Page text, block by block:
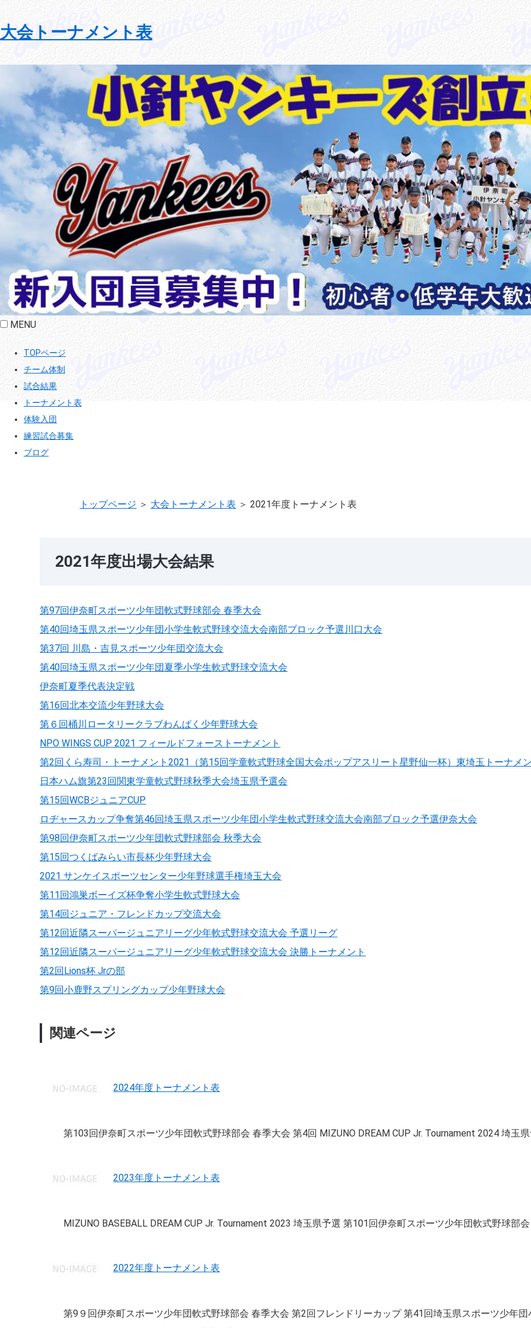
大会トーナメント表
MENU
TOPページ
チーム体制
試合結果
トーナメント表
体験入団
練習試合募集
ブログ
トップページ ＞ 大会トーナメント表 ＞2021年度トーナメント表
2021年度出場大会結果
第97回伊奈町スポーツ少年団軟式野球部会 春季大会
第40回埼玉県スポーツ少年団小学生軟式野球交流大会南部ブロック予選川口大会
第37回 川島・吉見スポーツ少年団交流大会
第40回埼玉県スポーツ少年団夏季小学生軟式野球交流大会
伊奈町夏季代表決定戦
第16回北本交流少年野球大会
第６回桶川ロータリークラブわんぱく少年野球大会
NPO WINGS CUP 2021 フィールドフォーストーナメント
第2回くら寿司・トーナメント2021（第15回学童軟式野球全国大会ポップアスリート星野仙一杯）東埼玉トーナメ
日本ハム旗第23回関東学童軟式野球秋季大会埼玉県予選会
第15回WCBジュニアCUP
ロヂャースカップ争奪第46回埼玉県スポーツ少年団小学生軟式野球交流大会南部ブロック予選伊奈大会
第98回伊奈町スポーツ少年団軟式野球部会 秋季大会
第15回つくばみらい市長杯少年野球大会
2021 サンケイスポーツセンター少年野球選手権埼玉大会
第11回鴻巣ボーイズ杯争奪小学生軟式野球大会
第14回ジュニア・フレンドカップ交流大会
第12回近隣スーパージュニアリーグ少年軟式野球交流大会 予選リーグ
第12回近隣スーパージュニアリーグ少年軟式野球交流大会 決勝トーナメント
第2回Lions杯 Jrの部
第9回小鹿野スプリングカップ少年野球大会
関連ページ
2024年度トーナメント表
第103回伊奈町スポーツ少年団軟式野球部会 春季大会 第4回 MIZUNO DREAM CUP Jr. Tournament 2024 埼玉
2023年度トーナメント表
MIZUNO BASEBALL DREAM CUP Jr. Tournament 2023 埼玉県予選 第101回伊奈町スポーツ少年団軟式野球部
2022年度トーナメント表
第9９回伊奈町スポーツ少年団軟式野球部会 春季大会 第2回フレンドリーカップ 第41回埼玉県スポーツ少年